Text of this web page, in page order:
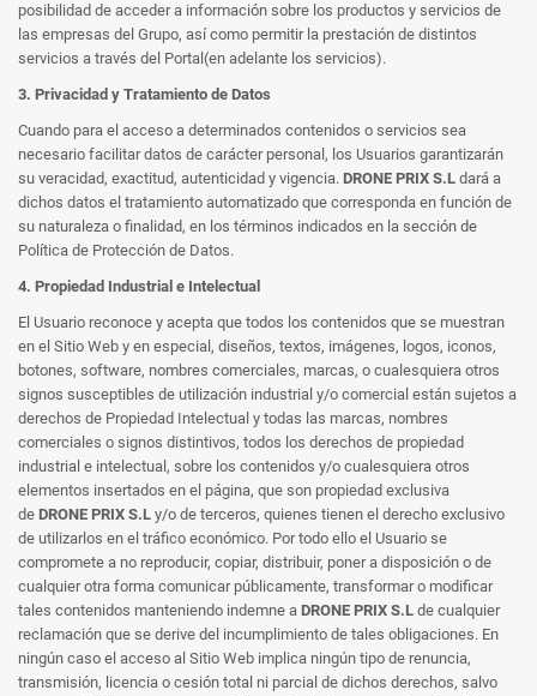
posibilidad de acceder a información sobre los productos y servicios de
las empresas del Grupo, así como permitir la prestación de distintos
servicios a través del Portal(en adelante los servicios).
3. Privacidad y Tratamiento de Datos
Cuando para el acceso a determinados contenidos o servicios sea
necesario facilitar datos de carácter personal, los Usuarios garantizarán
su veracidad, exactitud, autenticidad y vigencia. DRONE PRIX S.L dará a
dichos datos el tratamiento automatizado que corresponda en función de
su naturaleza o finalidad, en los términos indicados en la sección de
Política de Protección de Datos.
4. Propiedad Industrial e Intelectual
El Usuario reconoce y acepta que todos los contenidos que se muestran
en el Sitio Web y en especial, diseños, textos, imágenes, logos, iconos,
botones, software, nombres comerciales, marcas, o cualesquiera otros
signos susceptibles de utilización industrial y/o comercial están sujetos a
derechos de Propiedad Intelectual y todas las marcas, nombres
comerciales o signos distintivos, todos los derechos de propiedad
industrial e intelectual, sobre los contenidos y/o cualesquiera otros
elementos insertados en el página, que son propiedad exclusiva
de DRONE PRIX S.L y/o de terceros, quienes tienen el derecho exclusivo
de utilizarlos en el tráfico económico. Por todo ello el Usuario se
compromete a no reproducir, copiar, distribuir, poner a disposición o de
cualquier otra forma comunicar públicamente, transformar o modificar
tales contenidos manteniendo indemne a DRONE PRIX S.L de cualquier
reclamación que se derive del incumplimiento de tales obligaciones. En
ningún caso el acceso al Sitio Web implica ningún tipo de renuncia,
transmisión, licencia o cesión total ni parcial de dichos derechos, salvo